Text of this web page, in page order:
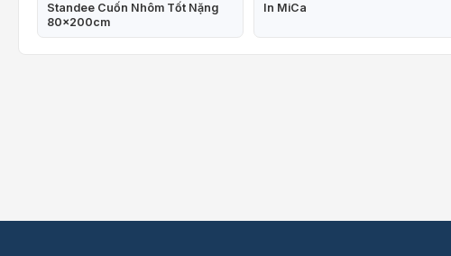
Standee Cuốn Nhôm Tốt Nặng
80x200cm
In MiCa